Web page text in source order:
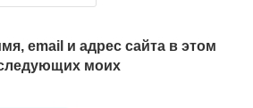
email и адрес сайта в этом
моих